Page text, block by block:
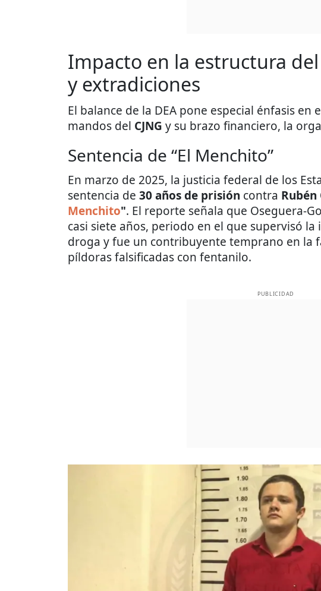
Impacto en la estructura del
y extradiciones
El balance de la DEA pone especial énfasis
mandos del CJNG y su brazo financiero, la
Sentencia de “El Menchito”
En marzo de 2025, la justicia federal de los
sentencia de 30 años de prisión contra Rubén
Menchito". El reporte señala que Oseguera-
casi siete años, periodo en el que supervisó
droga y fue un contribuyente temprano en la
píldoras falsificadas con fentanilo.
PUBLICIDAD